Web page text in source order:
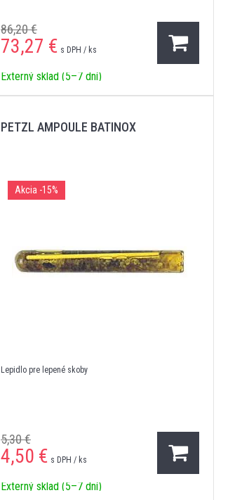
86,20 €
73,27 € s DPH / ks
Externý sklad (5–7 dní)
PETZL AMPOULE BATINOX
Akcia -15%
Lepidlo pre lepené skoby
5,30 €
4,50 € s DPH / ks
Externý sklad (5–7 dní)